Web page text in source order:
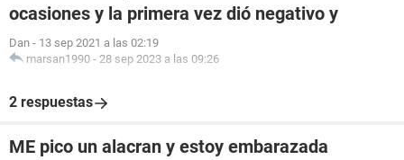
ocasiones y la primera vez dió negativo y
Dan - 13 sep 2021 a las 02:19
marsan1990 - 28 sep 2023 a las 09:26
2 respuestas
ME pico un alacran y estoy embarazada